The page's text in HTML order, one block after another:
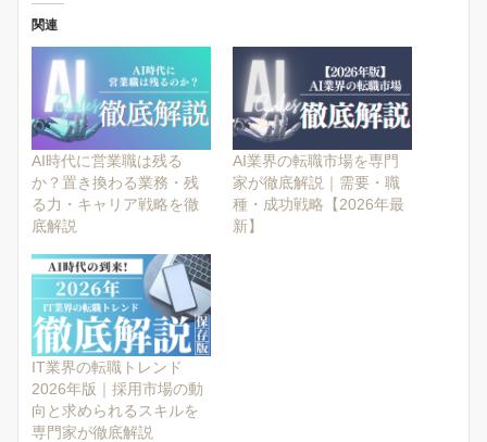
関連
AI時代に営業職は残る
か？置き換わる業務・残
る力・キャリア戦略を徹
底解説
AI業界の転職市場を専門
家が徹底解説｜需要・職
種・成功戦略【2026年最
新】
IT業界の転職トレンド
2026年版｜採用市場の動
向と求められるスキルを
専門家が徹底解説